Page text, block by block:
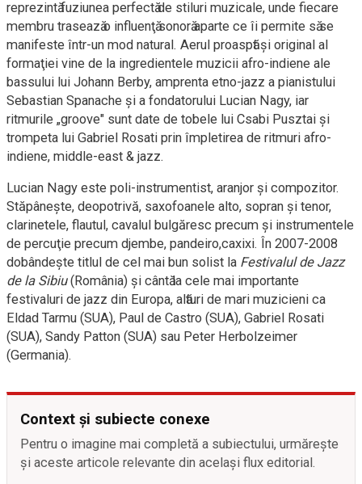
reprezintӑ fuziunea perfectӑ de stiluri muzicale, unde fiecare
membru traseazӑ o influenţӑ sonorӑ aparte ce îi permite sӑ se
manifeste într-un mod natural. Aerul proaspӑt şi original al
formaţiei vine de la ingredientele muzicii afro-indiene ale
bassului lui Johann Berby, amprenta etno-jazz a pianistului
Sebastian Spanache şi a fondatorului Lucian Nagy, iar
ritmurile „groove" sunt date de tobele lui Csabi Pusztai şi
trompeta lui Gabriel Rosati prin împletirea de ritmuri afro-
indiene, middle-east & jazz.
Lucian Nagy este poli-instrumentist, aranjor şi compozitor.
Stăpâneşte, deopotrivă, saxofoanele alto, sopran şi tenor,
clarinetele, flautul, cavalul bulgăresc precum şi instrumentele
de percuţie precum djembe, pandeiro,caxixi. În 2007-2008
dobândeşte titlul de cel mai bun solist la Festivalul de Jazz
de la Sibiu(România) şi cântӑ la cele mai importante
festivaluri de jazz din Europa, alӑturi de mari muzicieni ca
Eldad Tarmu (SUA), Paul de Castro (SUA), Gabriel Rosati
(SUA), Sandy Patton (SUA) sau Peter Herbolzeimer
(Germania).
Context și subiecte conexe
Pentru o imagine mai completă a subiectului, urmărește
și aceste articole relevante din același flux editorial.